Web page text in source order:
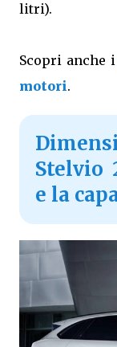
litri).
Scopri anche i
motori.
Stelvio
e la